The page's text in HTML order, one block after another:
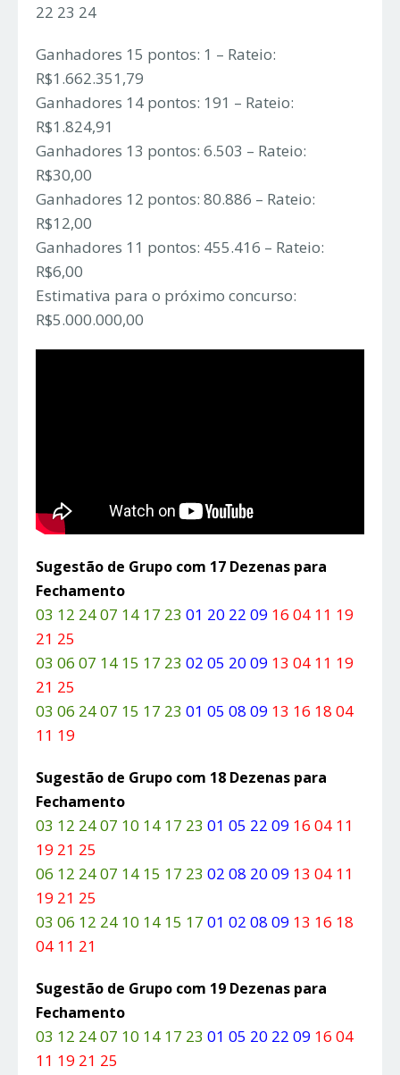
22 23 24
Ganhadores 15 pontos: 1 – Rateio:
R$1.662.351,79
Ganhadores 14 pontos: 191 – Rateio:
R$1.824,91
Ganhadores 13 pontos: 6.503 – Rateio:
R$30,00
Ganhadores 12 pontos: 80.886 – Rateio:
R$12,00
Ganhadores 11 pontos: 455.416 – Rateio:
R$6,00
Estimativa para o próximo concurso:
R$5.000.000,00
Sugestão de Grupo com 17 Dezenas para
Fechamento
03 12 24 07 14 17 23 01 20 22 09 16 04 11 19
21 25
03 06 07 14 15 17 23 02 05 20 09 13 04 11 19
21 25
03 06 24 07 15 17 23 01 05 08 09 13 16 18 04
11 19
Sugestão de Grupo com 18 Dezenas para
Fechamento
03 12 24 07 10 14 17 23 01 05 22 09 16 04 11
19 21 25
06 12 24 07 14 15 17 23 02 08 20 09 13 04 11
19 21 25
03 06 12 24 10 14 15 17 01 02 08 09 13 16 18
04 11 21
Sugestão de Grupo com 19 Dezenas para
Fechamento
03 12 24 07 10 14 17 23 01 05 20 22 09 16 04
11 19 21 25